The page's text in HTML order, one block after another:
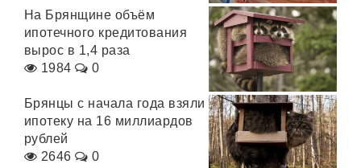
На Брянщине объём
ипотечного кредитования
вырос в 1,4 раза
1984
0
Брянцы с начала года взяли
ипотеку на 16 миллиардов
рублей
2646
0